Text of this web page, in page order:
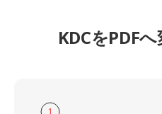
KDCをPDF